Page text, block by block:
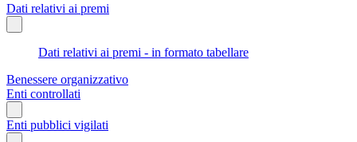
Dati relativi ai premi
Dati relativi ai premi - in formato tabellare
Benessere organizzativo
Enti controllati
Enti pubblici vigilati